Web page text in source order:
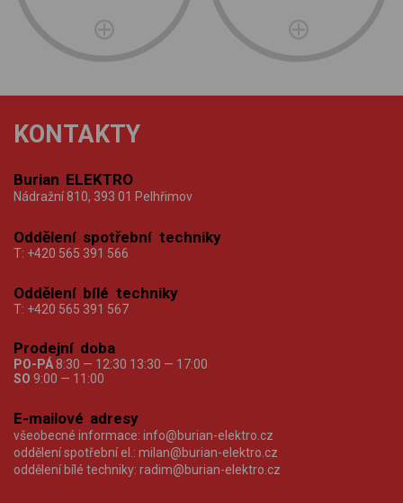
KONTAKTY
Burian ELEKTRO
Nádražní 810, 393 01 Pelhřimov
Oddělení spotřební techniky
T: +420 565 391 566
Oddělení bílé techniky
T: +420 565 391 567
Prodejní doba
PO-PÁ 8:30 — 12:30 13:30 — 17:00
SO 9:00 — 11:00
E-mailové adresy
všeobecné informace: info@burian-elektro.cz
oddělení spotřební el.: milan@burian-elektro.cz
oddělení bílé techniky: radim@burian-elektro.cz